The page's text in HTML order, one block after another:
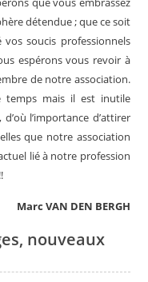
détendue ; que ce soit
soucis professionnels
espérons vous revoir à
de notre association.
temps mais il est inutile
l’importance d’attirer
que notre association
lié à notre profession
Marc VAN DEN BERGH
nouveaux